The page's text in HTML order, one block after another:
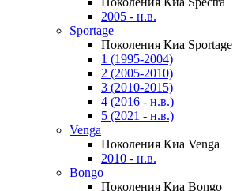
2005 - н.в.
Sportage
Поколения Киа Sportage
1 (1995-2004)
2 (2005-2010)
3 (2010-2015)
4 (2016 - н.в.)
5 (2021 - н.в.)
Venga
Поколения Киа Venga
2010 - н.в.
Bongo
Поколения Киа Bongo